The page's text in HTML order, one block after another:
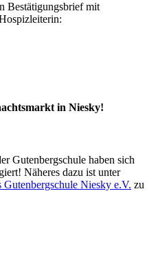
Bestätigungsbrief mit
in Niesky!
Gutenbergschule haben sich
Näheres dazu ist unter
Gutenbergschule Niesky e.V. zu